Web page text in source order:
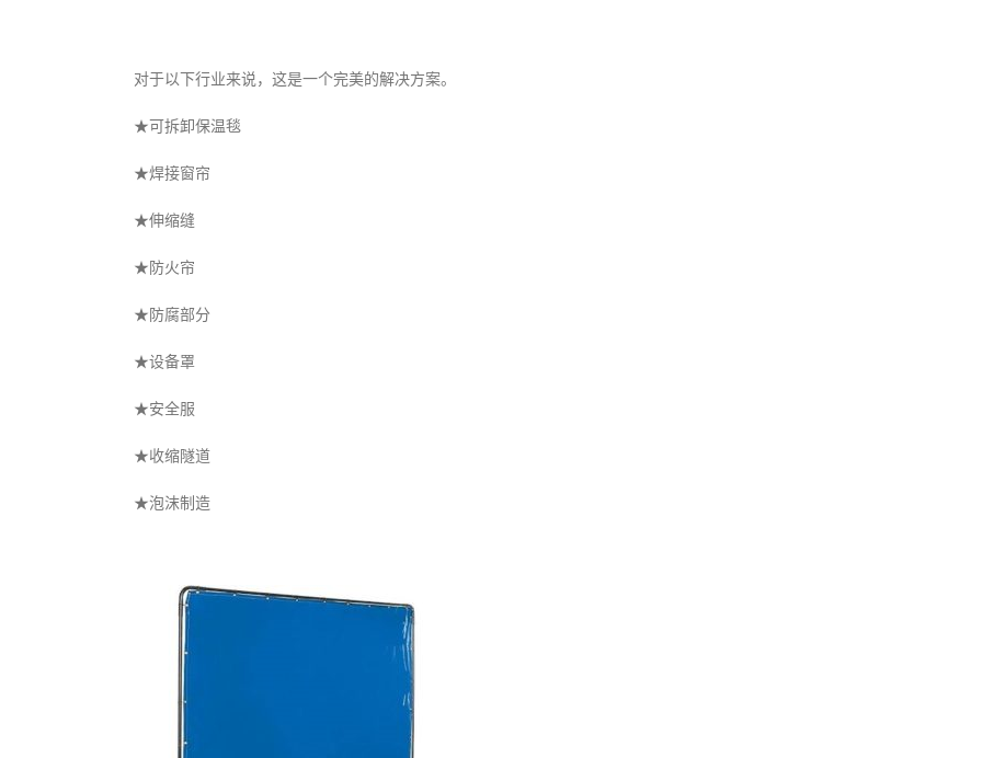
对于以下行业来说，这是一个完美的解决方案。
★可拆卸保温毯
★焊接窗帘
★伸缩缝
★防火帘
★防腐部分
★设备罩
★安全服
★收缩隧道
★泡沫制造